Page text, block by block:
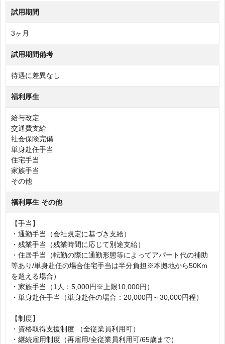
試用期間
3ヶ月
試用期間備考
待遇に差異なし
福利厚生
給与改定
交通費支給
社会保険完備
単身赴任手当
住宅手当
家族手当
その他
福利厚生 その他
【手当】
・通勤手当（会社規定に基づき支給）
・残業手当（残業時間に応じて別途支給）
・住居手当（転勤の際に通勤形態等によってアパート代の補助
等あり/単身赴任の場合住宅手当は半分負担※本拠地から50Km
を超える場合）
・家族手当（1人：5,000円※上限10,000円）
・単身赴任手当（単身赴任の場合：20,000円～30,000円程）
【制度】
・資格取得支援制度 （全従業員利用可）
・継続雇用制度（再雇用/全従業員利用可/65歳まで）